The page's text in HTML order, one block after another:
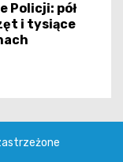
Policji: pół
i tysiące